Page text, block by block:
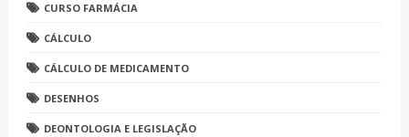
CURSO FARMÁCIA
CÁLCULO
CÁLCULO DE MEDICAMENTO
DESENHOS
DEONTOLOGIA E LEGISLAÇÃO